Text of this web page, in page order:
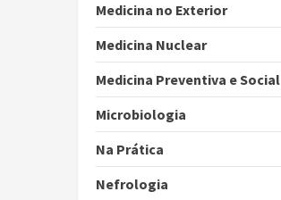
Medicina no Exterior
Medicina Nuclear
Medicina Preventiva e Social
Microbiologia
Na Prática
Nefrologia